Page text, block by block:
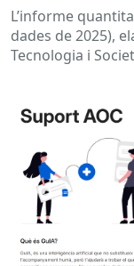
L’informe
dades de 2025),
Tecnologia i